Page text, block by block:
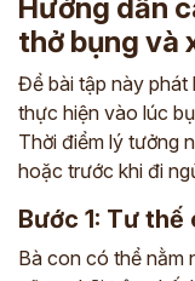
Hướng dẫn
thở bụng và
Để bài tập này phát
thực hiện vào lúc
Thời điểm lý tưởng
hoặc trước khi đi
Bước 1: Tư thế
Bà con có thể nằm